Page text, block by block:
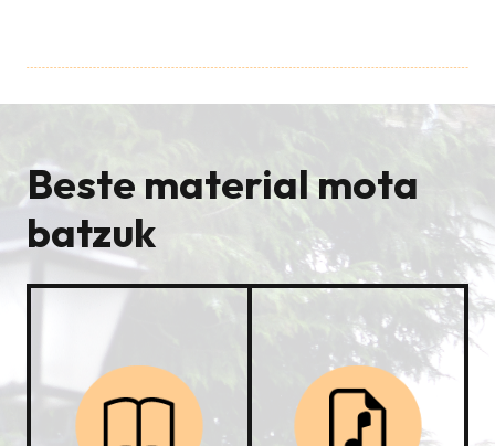
Beste material mota
batzuk